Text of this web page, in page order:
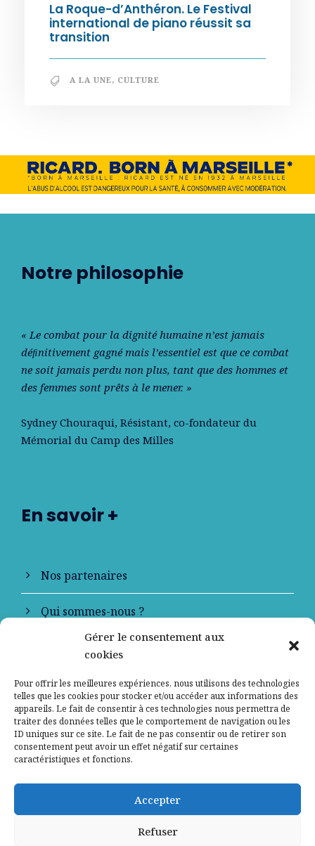
Gérer le consentement aux
cookies
Pour offrir les meilleures expériences, nous utilisons des technologies
telles que les cookies pour stocker et/ou accéder aux informations des
appareils. Le fait de consentir à ces technologies nous permettra de
traiter des données telles que le comportement de navigation ou les
ID uniques sur ce site. Le fait de ne pas consentir ou de retirer son
consentement peut avoir un effet négatif sur certaines
caractéristiques et fonctions.
Accepter
Refuser
La Roque-d’Anthéron. Le Festival
international de piano réussit sa
transition
A LA UNE, CULTURE
Notre philosophie
« Le combat pour la dignité humaine n’est jamais
déﬁnitivement gagné mais l’essentiel est que ce combat
ne soit jamais perdu non plus, tant que des hommes et
des femmes sont prêts à le mener. »
Sydney Chouraqui, Résistant, co-fondateur du
Mémorial du Camp des Milles
En savoir +
Nos partenaires
Qui sommes-nous ?
Contactez-nous
Mentions légales
Politique de confidentialité